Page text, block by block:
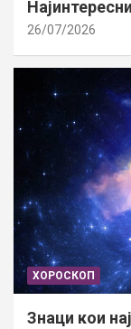
26/07/2026
ХОРОСКОП
Знаци кои